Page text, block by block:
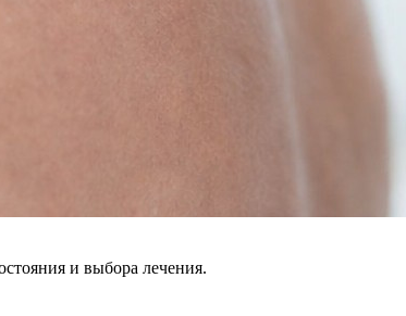
и выбора лечения.